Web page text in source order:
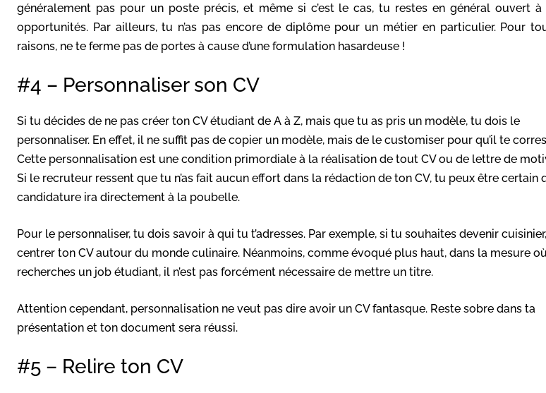
généralement pas pour un poste précis, et même si c’est le cas, tu restes en général ouvert à
opportunités. Par ailleurs, tu n’as pas encore de diplôme pour un métier en particulier. Pour
raisons, ne te ferme pas de portes à cause d’une formulation hasardeuse !
#4 – Personnaliser son CV
Si tu décides de ne pas créer ton CV étudiant de A à Z, mais que tu as pris un modèle, tu dois le
personnaliser. En effet, il ne suffit pas de copier un modèle, mais de le customiser pour qu’il te
Cette personnalisation est une condition primordiale à la réalisation de tout CV ou de lettre de
Si le recruteur ressent que tu n’as fait aucun effort dans la rédaction de ton CV, tu peux être certain
candidature ira directement à la poubelle.
Pour le personnaliser, tu dois savoir à qui tu t’adresses. Par exemple, si tu souhaites devenir
centrer ton CV autour du monde culinaire. Néanmoins, comme évoqué plus haut, dans la mesure
recherches un job étudiant, il n’est pas forcément nécessaire de mettre un titre.
Attention cependant, personnalisation ne veut pas dire avoir un CV fantasque. Reste sobre dans ta
présentation et ton document sera réussi.
#5 – Relire ton CV